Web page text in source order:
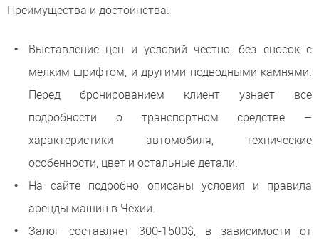
Преимущества и достоинства:
Выставление цен и условий честно, без сносок с
мелким шрифтом, и другими подводными камнями.
Перед бронированием клиент узнает все
подробности о транспортном средстве –
характеристики автомобиля, технические
особенности, цвет и остальные детали.
На сайте подробно описаны условия и правила
аренды машин в Чехии.
Залог составляет 300-1500$, в зависимости от